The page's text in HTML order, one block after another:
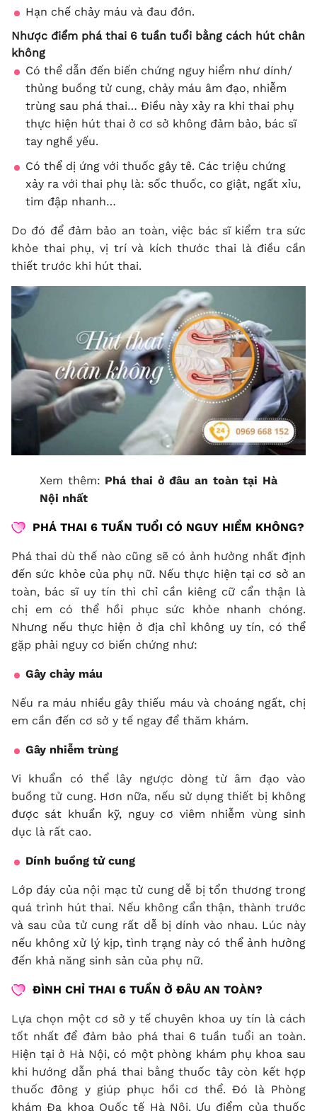
Hạn chế chảy máu và đau đớn.
Nhược điểm phá thai 6 tuần tuổi bằng cách hút chân
không
Có thể dẫn đến biến chứng nguy hiểm như dính/
thủng buồng tử cung, chảy máu âm đạo, nhiễm
trùng sau phá thai… Điều này xảy ra khi thai phụ
thực hiện hút thai ở cơ sở không đảm bảo, bác sĩ
tay nghề yếu.
Có thể dị ứng với thuốc gây tê. Các triệu chứng
xảy ra với thai phụ là: sốc thuốc, co giật, ngất xỉu,
tim đập nhanh…
Do đó để đảm bảo an toàn, việc bác sĩ kiểm tra sức
khỏe thai phụ, vị trí và kích thước thai là điều cần
thiết trước khi hút thai.
Xem thêm: Phá thai ở đâu an toàn tại Hà
Nội nhất
PHÁ THAI 6 TUẦN TUỔI CÓ NGUY HIỂM KHÔNG?
Phá thai dù thế nào cũng sẽ có ảnh hưởng nhất định
đến sức khỏe của phụ nữ. Nếu thực hiện tại cơ sở an
toàn, bác sĩ uy tín thì chỉ cần kiêng cữ cẩn thận là
chị em có thể hồi phục sức khỏe nhanh chóng.
Nhưng nếu thực hiện ở địa chỉ không uy tín, có thể
gặp phải nguy cơ biến chứng như:
Gây chảy máu
Nếu ra máu nhiều gây thiếu máu và choáng ngất, chị
em cần đến cơ sở y tế ngay để thăm khám.
Gây nhiễm trùng
Vi khuẩn có thể lây ngược dòng từ âm đạo vào
buồng tử cung. Hơn nữa, nếu sử dụng thiết bị không
được sát khuẩn kỹ, nguy cơ viêm nhiễm vùng sinh
dục là rất cao.
Dính buồng tử cung
Lớp đáy của nội mạc tử cung dễ bị tổn thương trong
quá trình hút thai. Nếu không cẩn thận, thành trước
và sau của tử cung rất dễ bị dính vào nhau. Lúc này
nếu không xử lý kịp, tình trạng này có thể ảnh hưởng
đến khả năng sinh sản của phụ nữ.
ĐÌNH CHỈ THAI 6 TUẦN Ở ĐÂU AN TOÀN?
Lựa chọn một cơ sở y tế chuyên khoa uy tín là cách
tốt nhất để đảm bảo phá thai 6 tuần tuổi an toàn.
Hiện tại ở Hà Nội, có một phòng khám phụ khoa sau
khi hướng dẫn phá thai bằng thuốc tây còn kết hợp
thuốc đông y giúp phục hồi cơ thể. Đó là Phòng
khám Đa khoa Quốc tế Hà Nội. Ưu điểm của thuốc